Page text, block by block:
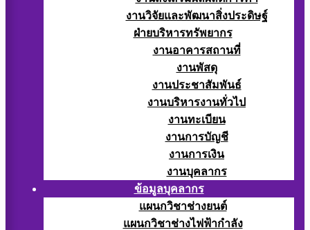
งานวิจัยและพัฒนาสิ่งประดิษฐ์
ฝ่ายบริหารทรัพยากร
งานอาคารสถานที่
งานพัสดุ
งานประชาสัมพันธ์
งานบริหารงานทั่วไป
งานทะเบียน
งานการบัญชี
งานการเงิน
งานบุคลากร
ข้อมูลบุคลากร
แผนกวิชาช่างยนต์
แผนกวิชาช่างไฟฟ้ากำลัง